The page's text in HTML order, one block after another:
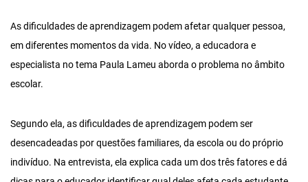
As dificuldades de aprendizagem podem afetar qualquer pessoa,
em diferentes momentos da vida. No vídeo, a educadora e
especialista no tema Paula Lameu aborda o problema no âmbito
escolar.
Segundo ela, as dificuldades de aprendizagem podem ser
desencadeadas por questões familiares, da escola ou do próprio
indivíduo. Na entrevista, ela explica cada um dos três fatores e dá